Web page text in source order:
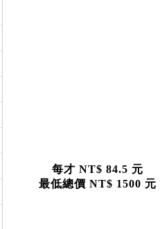
每才 NT$ 84.5 元
最低總價 NT$ 1500 元